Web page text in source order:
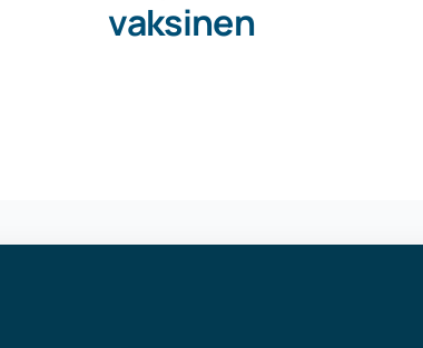
vaksinen